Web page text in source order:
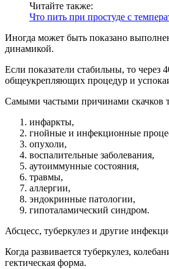
Читайте также:
Что пить при простуде с
Иногда может быть показано
динамикой.
Если показатели стабильны, то через
общеукрепляющих процедур и
Самыми частыми причинами скачков
инфаркты,
гнойные и инфекционные
опухоли,
воспалительные заболевания,
аутоиммунные состояния,
травмы,
аллергии,
эндокринные патологии,
гипоталамический синдром.
Абсцесс, туберкулез и другие
Когда развивается туберкулез,
гектическая форма.